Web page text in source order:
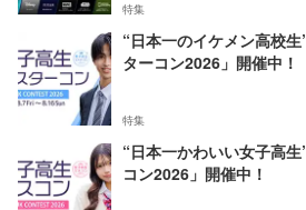
特集
“日本一のイケメン高校
ターコン2026」開催中！
特集
“日本一かわいい女子高
コン2026」開催中！